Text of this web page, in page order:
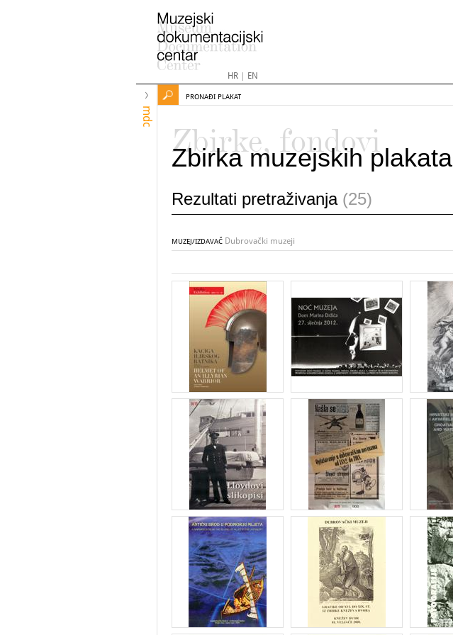
HR| EN
mdc
PRONAĐI PLAKAT
Zbirke, fondovi
Zbirka muzejskih plakata
Rezultati pretraživanja (25)
MUZEJ/IZDAVAČ Dubrovački muzeji